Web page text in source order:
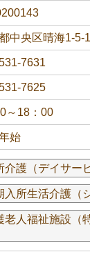
中央区晴海1-5-1
7631
7625
～18：00
始
介護（デイサー
入所生活介護（
老人福祉施設（